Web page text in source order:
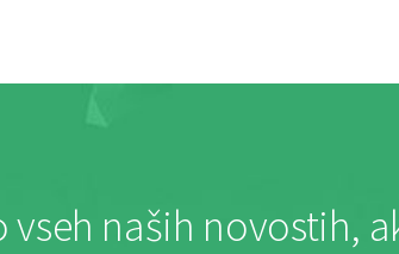
vseh naših novostih,